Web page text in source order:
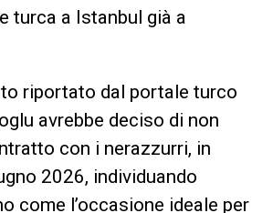
turca a Istanbul già a
riportato dal portale turco
avrebbe deciso di non
con i nerazzurri, in
2026, individuando
come l’occasione ideale per